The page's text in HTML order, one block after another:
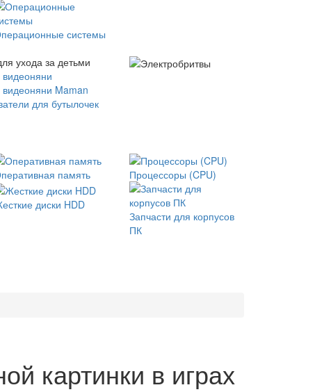
системы
ухода за детьми
Maman
для бутылочек
память Процессоры (CPU)
диски HDD
Запчасти для корпусов
ПК
картинки в играх